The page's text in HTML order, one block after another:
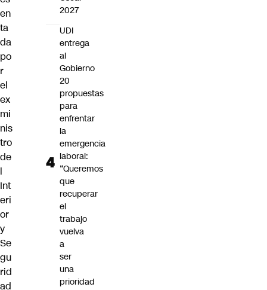
en
ta
da
po
r
el
ex
mi
nis
tro
de
l
Int
eri
or
y
Se
gu
rid
ad
2027
UDI
entrega
al
Gobierno
20
propuestas
para
enfrentar
la
emergencia
laboral:
“Queremos
que
recuperar
el
trabajo
vuelva
a
ser
una
prioridad